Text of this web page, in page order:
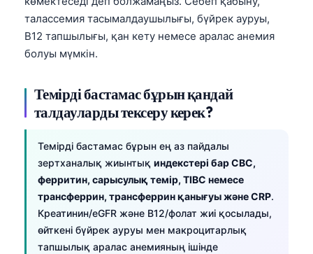
талассемия тасымалдаушылығы, бүйрек ауруы,
B12 тапшылығы, қан кету немесе аралас анемия
болуы мүмкін.
Темірді бастамас бұрын қандай
талдауларды тексеру керек?
Темірді бастамас бұрын ең аз пайдалы
зертханалық жиынтық индекстері бар CBC,
ферритин, сарысулық темір, TIBC немесе
трансферрин, трансферрин қанығуы және CRP.
Креатинин/eGFR және B12/фолат жиі қосылады,
өйткені бүйрек ауруы мен макроцитарлық
тапшылық аралас анемияның ішінде